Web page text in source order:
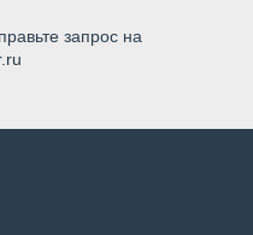
запрос на